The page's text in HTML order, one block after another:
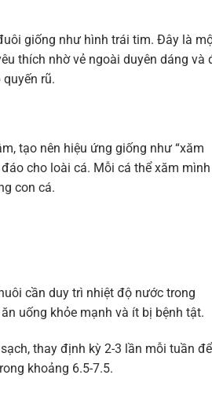
giống như hình trái tim. Đây là
thích nhờ vẻ ngoài duyên dáng và
rũ.
tạo nên hiệu ứng giống như “xăm
cho loài cá. Mỗi cá thể xăm mình
con cá.
cần duy trì nhiệt độ nước trong
uống khỏe mạnh và ít bị bệnh tật.
thay định kỳ 2-3 lần mỗi tuần để
khoảng 6.5-7.5.